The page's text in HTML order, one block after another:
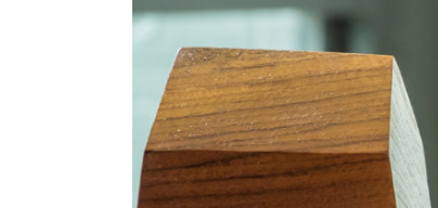
l&apos;image